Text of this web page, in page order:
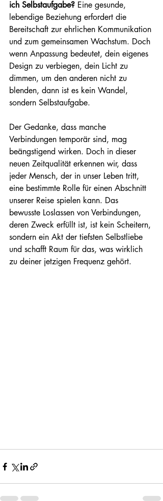
ich Selbstaufgabe? Eine gesunde,
lebendige Beziehung erfordert die
Bereitschaft zur ehrlichen Kommunikation
und zum gemeinsamen Wachstum. Doch
wenn Anpassung bedeutet, dein eigenes
Design zu verbiegen, dein Licht zu
dimmen, um den anderen nicht zu
blenden, dann ist es kein Wandel,
sondern Selbstaufgabe.
Der Gedanke, dass manche
Verbindungen temporär sind, mag
beängstigend wirken. Doch in dieser
neuen Zeitqualität erkennen wir, dass
jeder Mensch, der in unser Leben tritt,
eine bestimmte Rolle für einen Abschnitt
unserer Reise spielen kann. Das
bewusste Loslassen von Verbindungen,
deren Zweck erfüllt ist, ist kein Scheitern,
sondern ein Akt der tiefsten Selbstliebe
und schafft Raum für das, was wirklich
zu deiner jetzigen Frequenz gehört.